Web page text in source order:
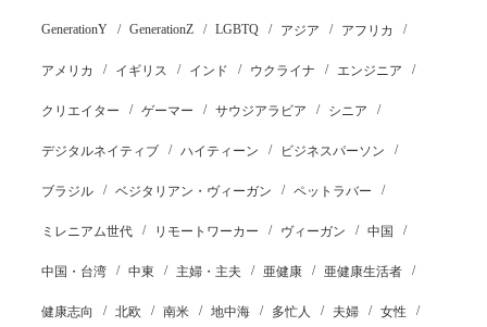
GenerationY GenerationZ LGBTQ アジア アフリカ
アメリカ イギリス インド ウクライナ エンジニア
クリエイター ゲーマー サウジアラビア シニア
デジタルネイティブ ハイティーン ビジネスパーソン
ブラジル ベジタリアン・ヴィーガン ペットラバー
ミレニアム世代 リモートワーカー ヴィーガン 中国
中国・台湾 中東 主婦・主夫 亜健康 亜健康生活者
健康志向 北欧 南米 地中海 多忙人 夫婦 女性